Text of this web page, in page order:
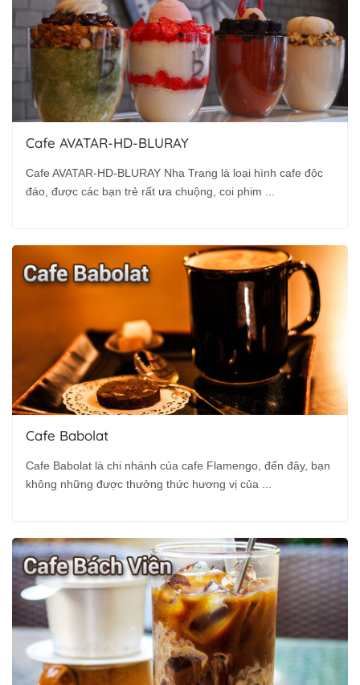
Cafe AVATAR-HD-BLURAY
Cafe AVATAR-HD-BLURAY Nha Trang là loại hình cafe độc
đáo, được các bạn trẻ rất ưa chuộng, coi phim ...
Cafe Babolat
Cafe Babolat là chi nhánh của cafe Flamengo, đến đây, bạn
không những được thưởng thức hương vị của ...